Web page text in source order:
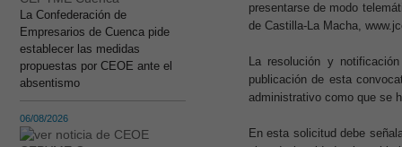
La Confederación de
Empresarios de Cuenca pide
establecer las medidas
propuestas por CEOE ante el
absentismo
06/08/2026
presentarse de modo
de Castilla-La Macha,
La resolución y
publicación de esta
administrativo como que se
En esta solicitud debe